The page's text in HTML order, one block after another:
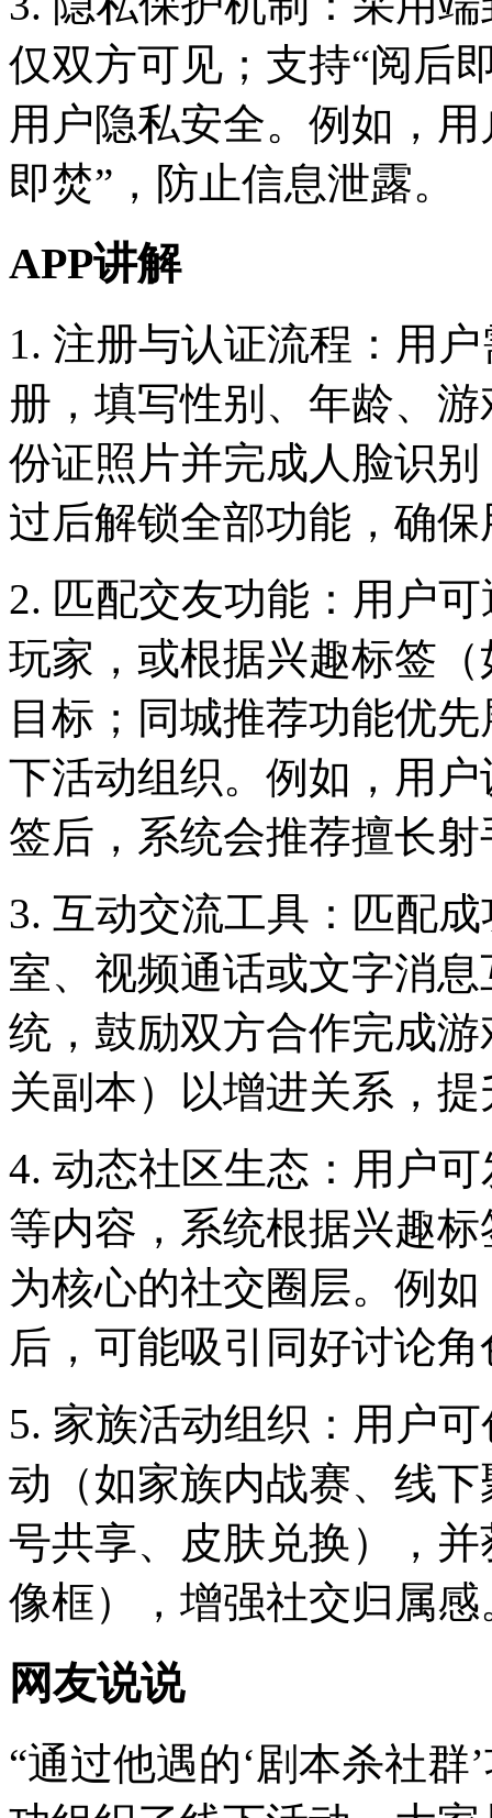
仅双方可见；支持“阅后
用户隐私安全。例如，
即焚”，防止信息泄露。
APP讲解
1. 注册与认证流程：用
册，填写性别、年龄、
份证照片并完成人脸识
过后解锁全部功能，确
2. 匹配交友功能：用户
玩家，或根据兴趣标签
目标；同城推荐功能优
下活动组织。例如，用
签后，系统会推荐擅长
3. 互动交流工具：匹配
室、视频通话或文字消
统，鼓励双方合作完成
关副本）以增进关系，
4. 动态社区生态：用户
等内容，系统根据兴趣
为核心的社交圈层。例
后，可能吸引同好讨论
5. 家族活动组织：用户
动（如家族内战赛、线
号共享、皮肤兑换），
像框），增强社交归属感
网友说说
“通过他遇的‘剧本杀社